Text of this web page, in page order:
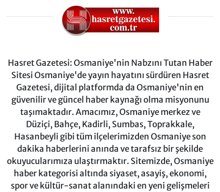
Hasret Gazetesi: Osmaniye'nin Nabzını Tutan Haber
Sitesi Osmaniye'de yayın hayatını sürdüren Hasret
Gazetesi, dijital platformda da Osmaniye'nin en
güvenilir ve güncel haber kaynağı olma misyonunu
taşımaktadır. Amacımız, Osmaniye merkez ve
Düziçi, Bahçe, Kadirli, Sumbas, Toprakkale,
Hasanbeyli gibi tüm ilçelerimizden Osmaniye son
dakika haberlerini anında ve tarafsız bir şekilde
okuyucularımıza ulaştırmaktır. Sitemizde, Osmaniye
haber kategorisi altında siyaset, asayiş, ekonomi,
spor ve kültür-sanat alanındaki en yeni gelişmeleri